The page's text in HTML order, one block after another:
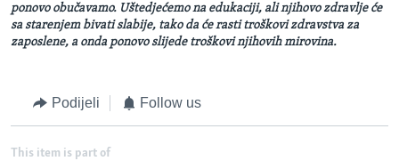
ponovo obučavamo. Uštedjećemo na edukaciji, ali njihovo zdravlje će
sa starenjem bivati slabije, tako da će rasti troškovi zdravstva za
zaposlene, a onda ponovo slijede troškovi njihovih mirovina.
Podijeli Follow us
This item is part of